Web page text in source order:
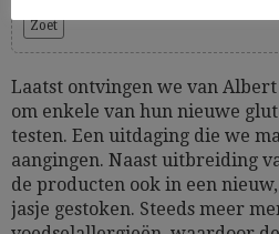
Zoet
Laatst ontvingen we van
om enkele van hun nieuwe
testen. Een uitdaging die we
aangingen. Naast uitbreiding
de producten ook in een
jasje gestoken. Steeds meer